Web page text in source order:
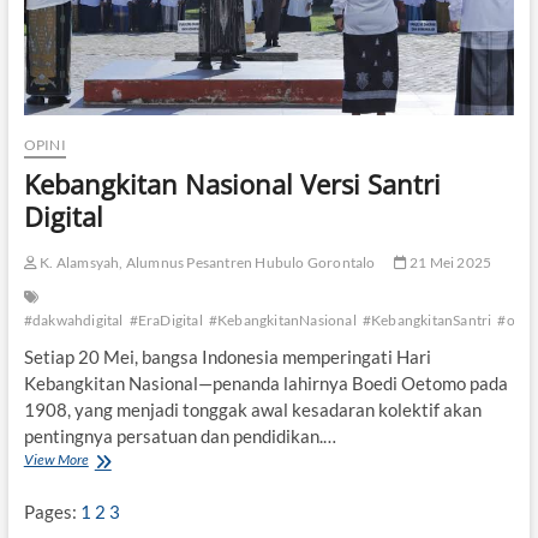
OPINI
Kebangkitan Nasional Versi Santri
Digital
K. Alamsyah, Alumnus Pesantren Hubulo Gorontalo 21 Mei 2025
#dakwahdigital #EraDigital #KebangkitanNasional #KebangkitanSantri
Setiap 20 Mei, bangsa Indonesia memperingati Hari
Kebangkitan Nasional—penanda lahirnya Boedi Oetomo pada
1908, yang menjadi tonggak awal kesadaran kolektif akan
pentingnya persatuan dan pendidikan.…
View MoreK
a
Pages: 1 2 3